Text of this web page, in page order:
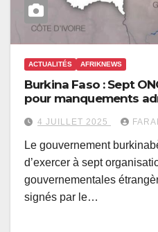
ACTUALITÉS AFRIKNEWS
Burkina Faso : Sept
pour manquements
4 JUILLET 2025
Le gouvernement
d’exercer à sept
gouvernementales
signés par le…